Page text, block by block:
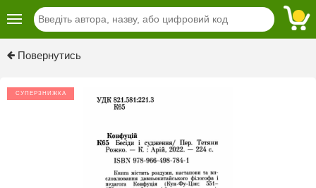
Повернутись
СУПЕРЗНИЖКА